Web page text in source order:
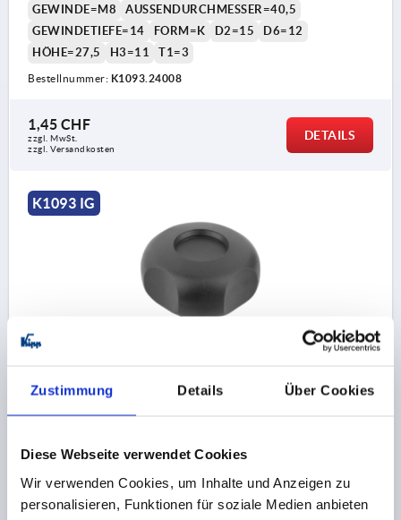
Zustimmung Details Über Cookies
Diese Webseite verwendet Cookies
Wir verwenden Cookies, um Inhalte und Anzeigen zu
personalisieren, Funktionen für soziale Medien anbieten
GEWINDE=M8
AUSSENDURCHMESSER=40,5
GEWINDETIEFE=14
FORM=K D2=15
D6=12
HÖHE=27,5
H3=11 T1=3
Bestellnummer: K1093.24008
1,45 CHF
zzgl. MwSt.
zzgl. Versandkosten
DETAILS
K1093 IG
VIERSTERNGRIFF D=M08 D1=50 H=32,5, FORM:K
HÖHE=32,5
H3=11 T1=2,5